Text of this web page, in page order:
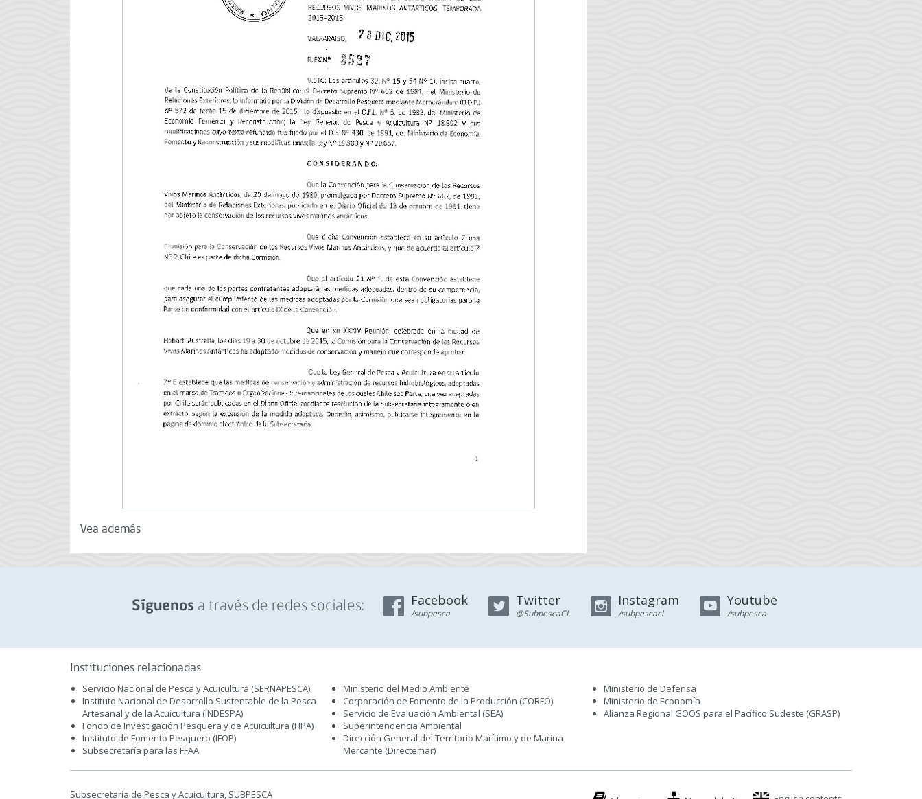
Vea además
Síguenos a través de redes sociales: Facebook
/subpesca
Twitter
@SubpescaCL
Instagram
/subpescacl
Youtube
/subpesca
Instituciones relacionadas
Servicio Nacional de Pesca y Acuicultura (SERNAPESCA)
Instituto Nacional de Desarrollo Sustentable de la Pesca
Artesanal y de la Acuicultura (INDESPA)
Fondo de Investigación Pesquera y de Acuicultura (FIPA)
Instituto de Fomento Pesquero (IFOP)
Subsecretaría para las FFAA
Ministerio del Medio Ambiente
Corporación de Fomento de la Producción (CORFO)
Servicio de Evaluación Ambiental (SEA)
Superintendencia Ambiental
Dirección General del Territorio Marítimo y de Marina
Mercante (Directemar)
Ministerio de Defensa
Ministerio de Economía
Alianza Regional GOOS para el Pacífico Sudeste (GRASP)
Subsecretaría de Pesca y Acuicultura, SUBPESCA